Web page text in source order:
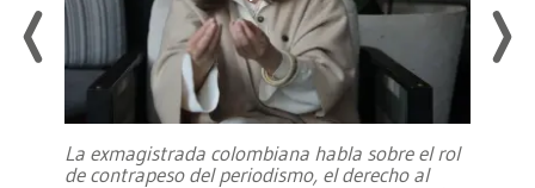
La exmagistrada colombiana habla sobre el rol
de contrapeso del periodismo, el derecho al